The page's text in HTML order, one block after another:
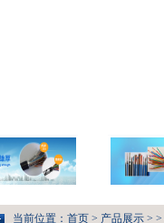
当前位置： 首页 > 产品展示 > >